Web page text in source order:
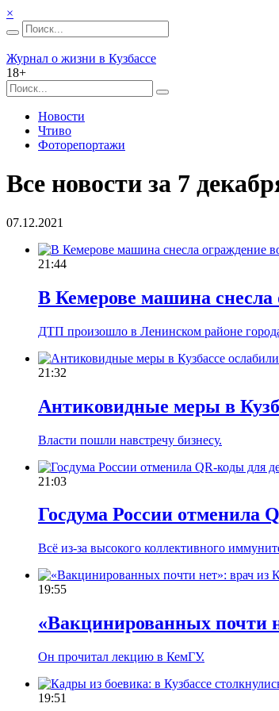
×
Журнал о жизни в Кузбассе
18+
Новости
Чтиво
Фоторепортажи
Все новости за 7
07.12.2021
21:44
В Кемерове машина снесла
ДТП произошло в Ленинском районе
21:32
Антиковидные меры в
Власти пошли навстречу бизнесу.
21:03
Госдума России отменила
Всё из-за высокого коллективного
19:55
«Вакцинированных почти
Он прочитал лекцию в КемГУ.
19:51